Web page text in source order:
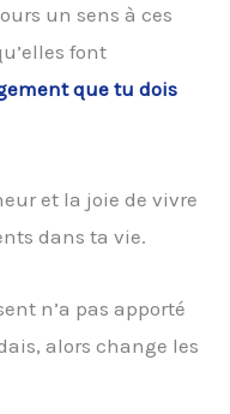
un sens à ces
font
que tu dois
et la joie de vivre
dans ta vie.
n’a pas apporté
alors change les